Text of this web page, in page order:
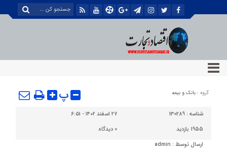
گروه : بانک و بیمه پ
شناسه : 130289
۲۷ اسفند ۱۴۰۲ - ۶:۵۱
1955 بازدید
0 دیدگاه
ارسال توسط : admin